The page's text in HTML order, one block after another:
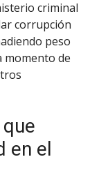
criminal
corrupción
peso
momento de
en el